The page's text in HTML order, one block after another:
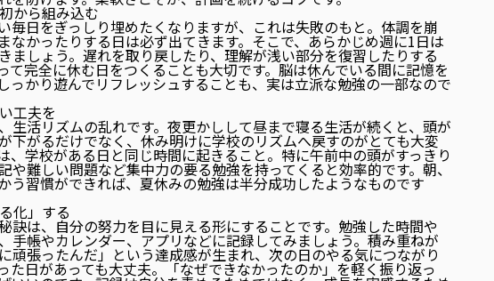
から組み込む
毎日をぎっしり埋めたくなりますが、これは失敗のもと。体調を崩
なかったりする日は必ず出てきます。そこで、あらかじめ週に1日は
ましょう。遅れを取り戻したり、理解が浅い部分を復習したりする
て完全に休む日をつくることも大切です。脳は休んでいる間に記憶を
っかり遊んでリフレッシュすることも、実は立派な勉強の一部なので
工夫を
生活リズムの乱れです。夜更かしして昼まで寝る生活が続くと、頭が
下がるだけでなく、休み明けに学校のリズムへ戻すのがとても大変
、学校がある日と同じ時間に起きること。特に午前中の頭がすっきり
や難しい問題など集中力の要る勉強を持ってくると効率的です。朝、
う習慣ができれば、夏休みの勉強は半分成功したようなものです
化」する
訣は、自分の努力を目に見える形にすることです。勉強した時間や
手帳やカレンダー、アプリなどに記録してみましょう。積み重ねが
頑張ったんだ」という達成感が生まれ、次の日のやる気につながり
た日があっても大丈夫。「なぜできなかったのか」を軽く振り返っ